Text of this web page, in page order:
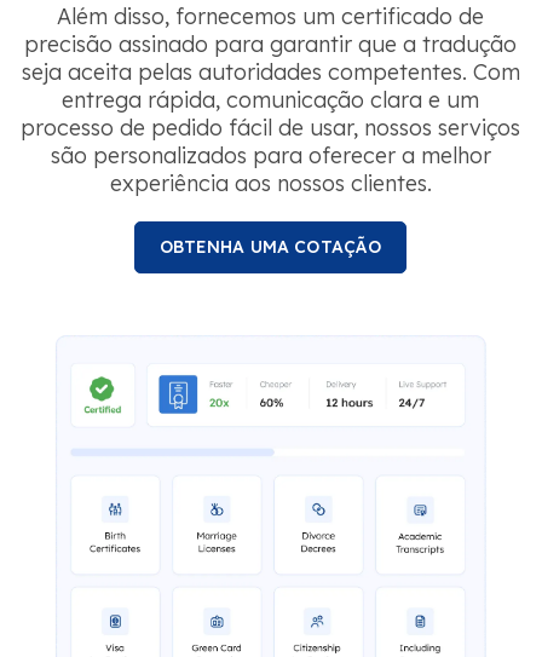
Além disso, fornecemos um certificado de
precisão assinado para garantir que a tradução
seja aceita pelas autoridades competentes. Com
entrega rápida, comunicação clara e um
processo de pedido fácil de usar, nossos serviços
são personalizados para oferecer a melhor
experiência aos nossos clientes.
OBTENHA UMA COTAÇÃO